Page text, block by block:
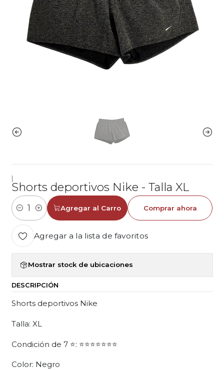
Shorts deportivos Nike - Talla XL
Cantidad
Agregar al Carro Comprar ahora
Agregar a la lista de favoritos
Mostrar stock de ubicaciones
DESCRIPCIÓN
Shorts deportivos Nike
Talla: XL
Condición de 7 ⭐: ⭐⭐⭐⭐⭐⭐⭐
Color: Negro